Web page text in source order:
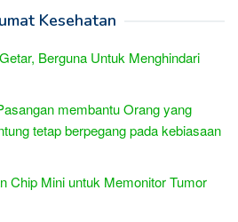
Kesehatan
Berguna Untuk Menghindari
membantu Orang yang
tetap berpegang pada kebiasaan
Chip Mini untuk Memonitor Tumor